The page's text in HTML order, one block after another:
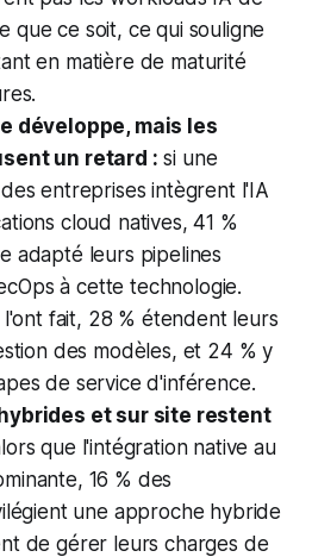
que ce soit, ce qui souligne
en matière de maturité
développe, mais les
un retard : si une
entreprises intègrent l'IA
cloud natives, 41 %
adapté leurs pipelines
à cette technologie.
l'ont fait, 28 % étendent leurs
des modèles, et 24 % y
de service d'inférence.
et sur site restent
que l'intégration native au
16 % des
une approche hybride
de gérer leurs charges de